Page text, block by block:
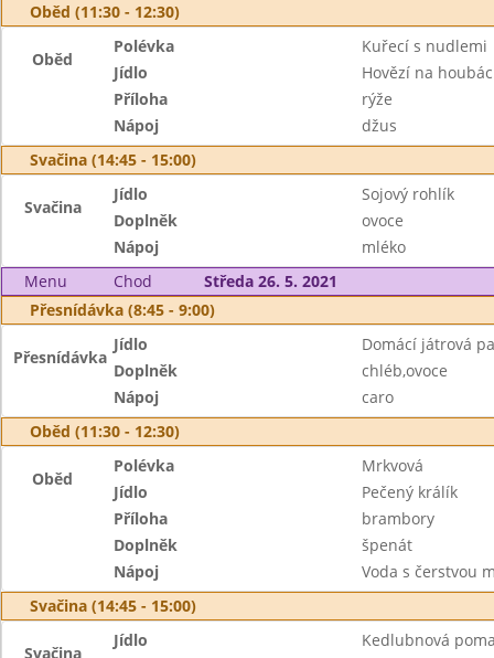
Oběd (11:30 - 12:30)
Oběd
Polévka
Kuřecí s nudlemi
Jídlo
Hovězí na
Příloha
rýže
Nápoj
džus
Svačina (14:45 - 15:00)
Svačina
Jídlo
Sojový rohlík
Doplněk
ovoce
Nápoj
mléko
Menu
Chod
Středa 26. 5. 2021
Přesnídávka (8:45 - 9:00)
Přesnídávka
Jídlo
Domácí játrová
Doplněk
chléb,ovoce
Nápoj
caro
Oběd (11:30 - 12:30)
Oběd
Polévka
Mrkvová
Jídlo
Pečený králík
Příloha
brambory
Doplněk
špenát
Nápoj
Voda s čerstvou
Svačina (14:45 - 15:00)
Svačina
Jídlo
Kedlubnová